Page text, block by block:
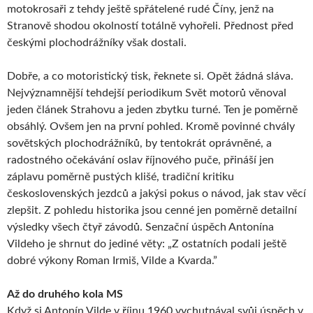
motokrosaři z tehdy ještě spřátelené rudé Číny, jenž na
Stranově shodou okolností totálně vyhořeli. Přednost před
českými plochodrážníky však dostali.
Dobře, a co motoristický tisk, řeknete si. Opět žádná sláva.
Nejvýznamnější tehdejší periodikum Svět motorů věnoval
jeden článek Strahovu a jeden zbytku turné. Ten je poměrně
obsáhlý. Ovšem jen na první pohled. Kromě povinné chvály
sovětských plochodrážníků, by tentokrát oprávněné, a
radostného očekávání oslav říjnového puče, přináší jen
záplavu poměrně pustých klišé, tradiční kritiku
československých jezdců a jakýsi pokus o návod, jak stav věcí
zlepšit. Z pohledu historika jsou cenné jen poměrně detailní
výsledky všech čtyř závodů. Senzační úspěch Antonína
Vildeho je shrnut do jediné věty: „Z ostatních podali ještě
dobré výkony Roman Irmiš, Vilde a Kvarda.”
Až do druhého kola MS
Když si Antonín Vilde v říjnu 1960 vychutnával svůj úspěch v